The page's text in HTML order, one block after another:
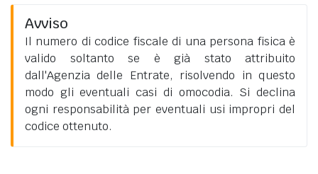
Avviso
Il numero di codice fiscale di una persona fisica è
valido soltanto se è già stato attribuito
dall'Agenzia delle Entrate, risolvendo in questo
modo gli eventuali casi di omocodia. Si declina
ogni responsabilità per eventuali usi impropri del
codice ottenuto.